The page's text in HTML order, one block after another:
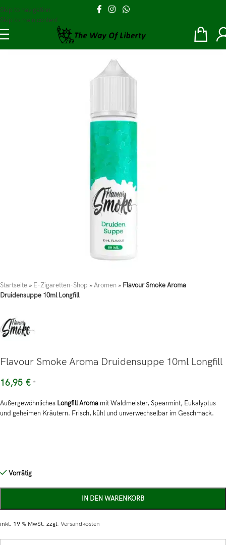
Skip to navigation
Skip to main content
Startseite » E-Zigaretten-Shop »Aromen » Flavour Smoke Aroma
Druidensuppe 10ml Longfill
Flavour Smoke Aroma Druidensuppe 10ml Longfill
16,95 € *
Außergewöhnliches Longfill Aroma mit Waldmeister, Spearmint, Eukalyptus
und geheimen Kräutern. Frisch, kühl und unverwechselbar im Geschmack.
Vorrätig
IN DEN WARENKORB
inkl. 19 % MwSt. zzgl. Versandkosten